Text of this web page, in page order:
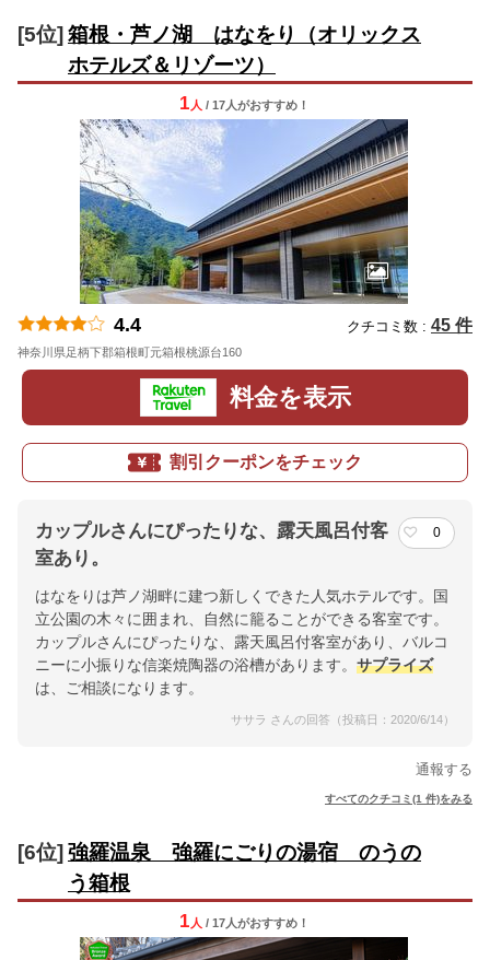
[5位] 箱根・芦ノ湖 はなをり（オリックス
ホテルズ＆リゾーツ）
1 人 / 17人がおすすめ！
4.4 クチコミ数 : 45 件
神奈川県足柄下郡箱根町元箱根桃源台160
料金を表示
割引クーポンをチェック
カップルさんにぴったりな、露天風呂付客
室あり。
0
はなをりは芦ノ湖畔に建つ新しくできた人気ホテルです。国
立公園の木々に囲まれ、自然に籠ることができる客室です。
カップルさんにぴったりな、露天風呂付客室があり、バルコ
ニーに小振りな信楽焼陶器の浴槽があります。 サプライズ
は、ご相談になります。
ササラ さんの回答（投稿日：2020/6/14）
通報する
すべてのクチコミ(1 件)をみる
[6位] 強羅温泉 強羅にごりの湯宿 のうの
う箱根
1 人 / 17人がおすすめ！